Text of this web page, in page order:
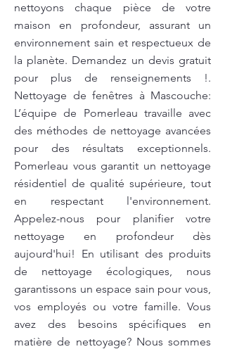
nettoyons chaque pièce de votre
maison en profondeur, assurant un
environnement sain et respectueux de
la planète. Demandez un devis gratuit
pour plus de renseignements !.
Nettoyage de fenêtres à Mascouche:
L’équipe de Pomerleau travaille avec
des méthodes de nettoyage avancées
pour des résultats exceptionnels.
Pomerleau vous garantit un nettoyage
résidentiel de qualité supérieure, tout
en respectant l'environnement.
Appelez-nous pour planifier votre
nettoyage en profondeur dès
aujourd'hui! En utilisant des produits
de nettoyage écologiques, nous
garantissons un espace sain pour vous,
vos employés ou votre famille. Vous
avez des besoins spécifiques en
matière de nettoyage? Nous sommes